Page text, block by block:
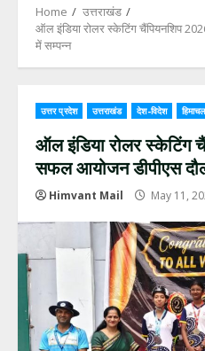
Home
उत्तराखंड
ऑल इंडिया रोलर स्केटिंग चैंपियनशिप
में सम्पन्न
उत्तर प्रदेश उत्तराखंड देश-विदेश
ऑल इंडिया रोलर स्केटिंग
सफल आयोजन डीपीएस
Himvant Mail May 11,